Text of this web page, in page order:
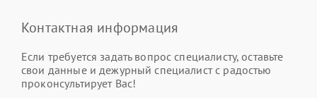
Контактная информация
Если требуется задать вопрос специалисту, оставьте
свои данные и дежурный специалист с радостью
проконсультирует Вас!